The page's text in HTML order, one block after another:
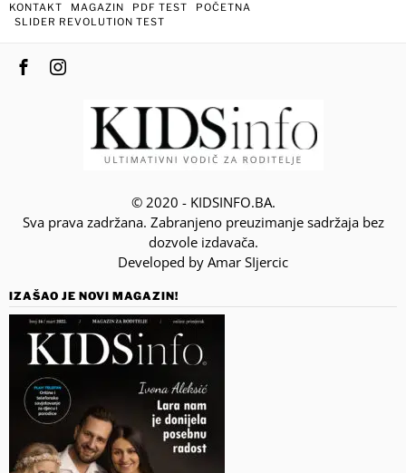
KONTAKT MAGAZIN PDF TEST
POČETNA
SLIDER REVOLUTION TEST
© 2020 - KIDSINFO.BA.
Sva prava zadržana. Zabranjeno preuzimanje sadržaja bez
dozvole izdavača.
Developed by Amar SIjercic
IZAŠAO JE NOVI MAGAZIN!